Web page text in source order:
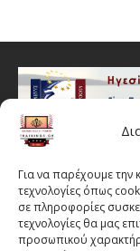
Για να παρέχουμε την
τεχνολογίες όπως
σε πληροφορίες
τεχνολογίες θα μας
προσωπικού
TRAININGS.GR
Οι
ενημερωτικό